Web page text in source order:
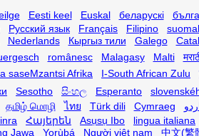
Eesti keel Euskal беларускі
Русский язык Français Filipino
Nederlands Кыргыз тили Galego
românesc Malagasy Malti
saseMzantsi Afrika I-South African Zulu
Sesotho සිංහල Esperanto
தமிழ் மொழி ไทย Türk dili Cymraeg
Հայերեն Asụsụ Ibo lingua italiana
Jawa Yorùbá Người việt nam 中文(繁